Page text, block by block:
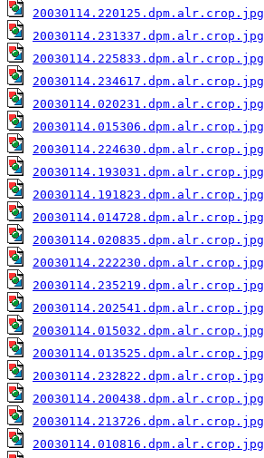
20030114.220125.dpm.alr.crop.jpg
20030114.231337.dpm.alr.crop.jpg
20030114.225833.dpm.alr.crop.jpg
20030114.234617.dpm.alr.crop.jpg
20030114.020231.dpm.alr.crop.jpg
20030114.015306.dpm.alr.crop.jpg
20030114.224630.dpm.alr.crop.jpg
20030114.193031.dpm.alr.crop.jpg
20030114.191823.dpm.alr.crop.jpg
20030114.014728.dpm.alr.crop.jpg
20030114.020835.dpm.alr.crop.jpg
20030114.222230.dpm.alr.crop.jpg
20030114.235219.dpm.alr.crop.jpg
20030114.202541.dpm.alr.crop.jpg
20030114.015032.dpm.alr.crop.jpg
20030114.013525.dpm.alr.crop.jpg
20030114.232822.dpm.alr.crop.jpg
20030114.200438.dpm.alr.crop.jpg
20030114.213726.dpm.alr.crop.jpg
20030114.010816.dpm.alr.crop.jpg